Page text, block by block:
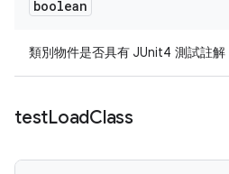
boolean
類別物件是否具有 JUnit4 測試註解
testLoadClass